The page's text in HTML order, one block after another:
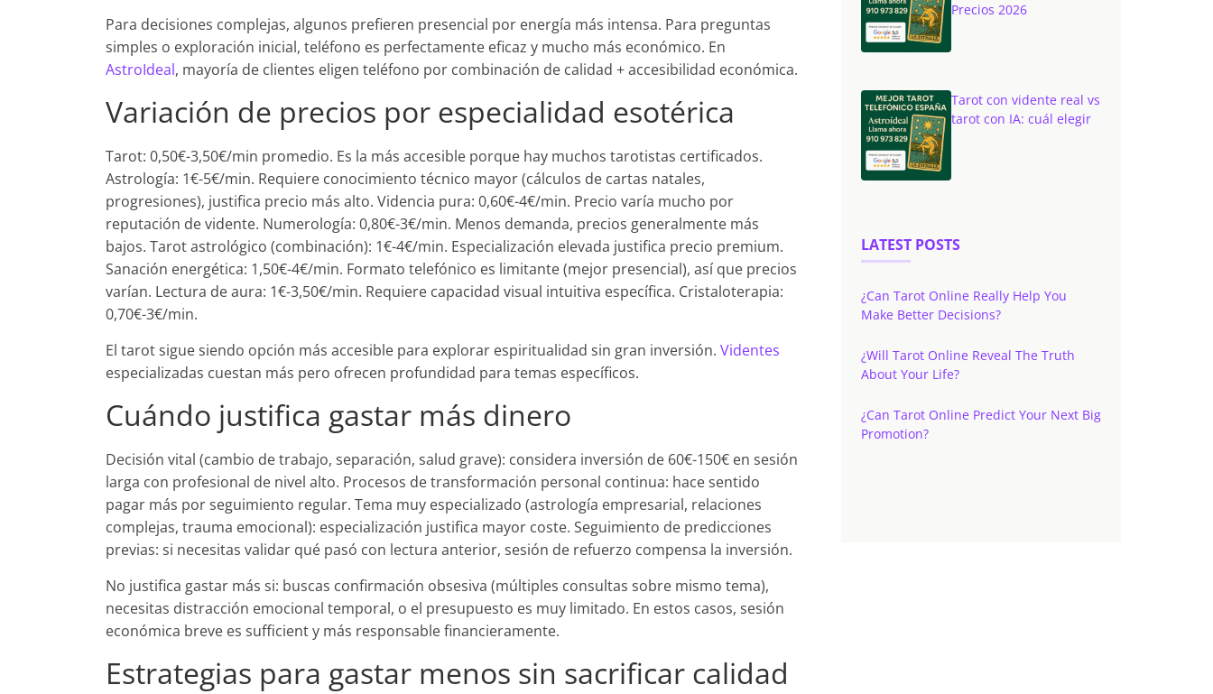
Para decisiones complejas, algunos prefieren presencial por energía más intensa. Para preguntas
simples o exploración inicial, teléfono es perfectamente eficaz y mucho más económico. En
AstroIdeal, mayoría de clientes eligen teléfono por combinación de calidad + accesibilidad económica.
Variación de precios por especialidad esotérica
Tarot: 0,50€-3,50€/min promedio. Es la más accesible porque hay muchos tarotistas certificados.
Astrología: 1€-5€/min. Requiere conocimiento técnico mayor (cálculos de cartas natales,
progresiones), justifica precio más alto. Videncia pura: 0,60€-4€/min. Precio varía mucho por
reputación de vidente. Numerología: 0,80€-3€/min. Menos demanda, precios generalmente más
bajos. Tarot astrológico (combinación): 1€-4€/min. Especialización elevada justifica precio premium.
Sanación energética: 1,50€-4€/min. Formato telefónico es limitante (mejor presencial), así que precios
varían. Lectura de aura: 1€-3,50€/min. Requiere capacidad visual intuitiva específica. Cristaloterapia:
0,70€-3€/min.
El tarot sigue siendo opción más accesible para explorar espiritualidad sin gran inversión. Videntes
especializadas cuestan más pero ofrecen profundidad para temas específicos.
Cuándo justifica gastar más dinero
Decisión vital (cambio de trabajo, separación, salud grave): considera inversión de 60€-150€ en sesión
larga con profesional de nivel alto. Procesos de transformación personal continua: hace sentido
pagar más por seguimiento regular. Tema muy especializado (astrología empresarial, relaciones
complejas, trauma emocional): especialización justifica mayor coste. Seguimiento de predicciones
previas: si necesitas validar qué pasó con lectura anterior, sesión de refuerzo compensa la inversión.
No justifica gastar más si: buscas confirmación obsesiva (múltiples consultas sobre mismo tema),
necesitas distracción emocional temporal, o el presupuesto es muy limitado. En estos casos, sesión
económica breve es sufficient y más responsable financieramente.
Estrategias para gastar menos sin sacrificar calidad
Precios 2026
Tarot con vidente real vs
tarot con IA: cuál elegir
LATEST POSTS
¿Can Tarot Online Really Help You
Make Better Decisions?
¿Will Tarot Online Reveal The Truth
About Your Life?
¿Can Tarot Online Predict Your Next Big
Promotion?